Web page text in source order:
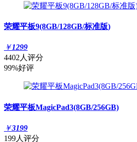
荣耀平板9(8GB/128GB/标准版)
￥1299
4402人评分
99%好评
荣耀平板MagicPad3(8GB/256GB)
￥3199
199人评分